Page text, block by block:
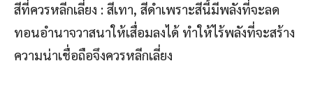
สีที่ควรหลีกเลี่ยง : สีเทา, สีดำเพราะสีนี้มีพลังที่จะลด
ทอนอำนาจวาสนาให้เสื่อมลงได้ ทำให้ไร้พลังที่จะสร้าง
ความน่าเชื่อถือจึงควรหลีกเลี่ยง